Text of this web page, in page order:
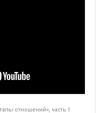
отношений», часть 1